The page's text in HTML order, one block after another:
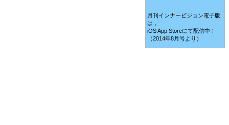
月刊インナービジョン電子版
は，
iOS App Storeにて配信中！
（2014年8月号より）